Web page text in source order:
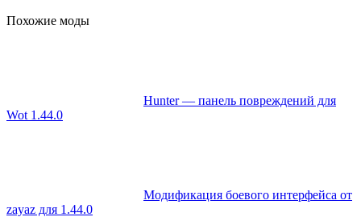
Похожие моды
Hunter — панель повреждений для
Wot 1.44.0
Модификация боевого интерфейса от
zayaz для 1.44.0